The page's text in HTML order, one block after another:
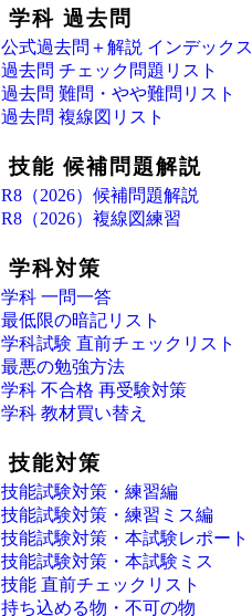
学科 過去問
公式過去問＋解説 インデックス
過去問 チェック問題リスト
過去問 難問・やや難問リスト
過去問 複線図リスト
技能 候補問題解説
R8（2026）候補問題解説
R8（2026）複線図練習
学科対策
学科 一問一答
最低限の暗記リスト
学科試験 直前チェックリスト
最悪の勉強方法
学科 不合格 再受験対策
学科 教材買い替え
技能対策
技能試験対策・練習編
技能試験対策・練習ミス編
技能試験対策・本試験レポート
技能試験対策・本試験ミス
技能 直前チェックリスト
持ち込める物・不可の物